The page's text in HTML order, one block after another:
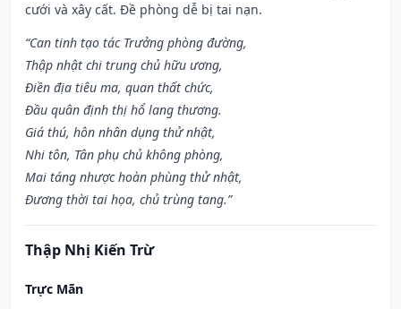
cưới và xây cất. Đề phòng dễ bị tai nạn.
“Can tinh tạo tác Trưởng phòng đường,
Thập nhật chi trung chủ hữu ương,
Điền địa tiêu ma, quan thất chức,
Đầu quân định thị hổ lang thương.
Giá thú, hôn nhân dụng thử nhật,
Nhi tôn, Tân phụ chủ không phòng,
Mai táng nhược hoàn phùng thử nhật,
Đương thời tai họa, chủ trùng tang.”
Thập Nhị Kiến Trừ
Trực Mãn